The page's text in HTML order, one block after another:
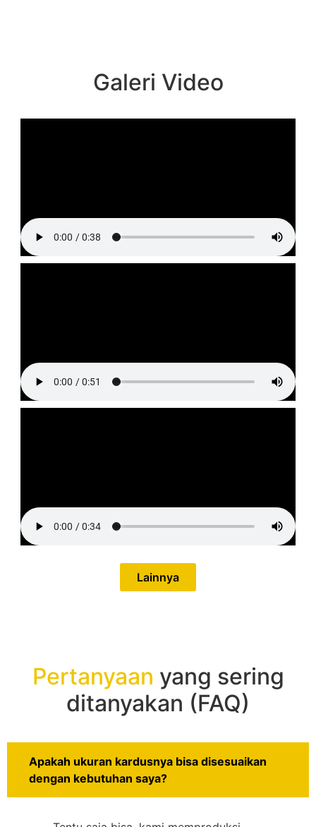
Galeri Video
Lainnya
Pertanyaan yang sering
ditanyakan (FAQ)
Apakah ukuran kardusnya bisa disesuaikan
dengan kebutuhan saya?